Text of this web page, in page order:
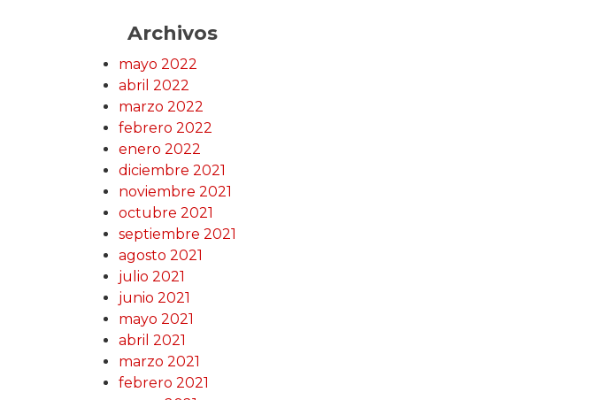
Archivos
mayo 2022
abril 2022
marzo 2022
febrero 2022
enero 2022
diciembre 2021
noviembre 2021
octubre 2021
septiembre 2021
agosto 2021
julio 2021
junio 2021
mayo 2021
abril 2021
marzo 2021
febrero 2021